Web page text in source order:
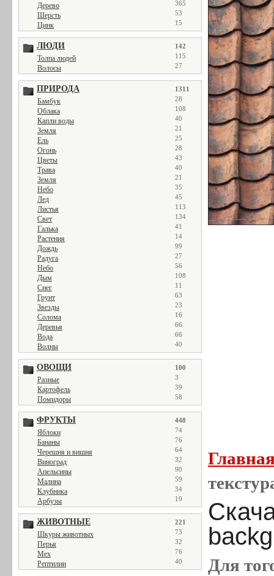
Дерево 365
Шерсть 53
Цинк 15
ЛЮДИ 142
Толпа людей 115
Волосы 27
ПРИРОДА 1311
Бамбук 28
Облака 108
Капли воды 40
Земля 21
Ель 25
Огонь 28
Цветы 43
Трава 40
Земля 21
Небо 35
Лед 45
Листья 113
Свет 134
Галька 41
Растения 14
Дождь 99
Радуга 27
Небо 56
Дым 108
Снег 11
Грунт 63
Звезды 23
Солома 16
Деревья 66
Вода 66
Волны 40
ОВОЩИ 100
Разные 3
Картофель 39
Помидоры 58
ФРУКТЫ 448
Яблоки 74
Бананы 76
Черешня и вишня 64
Виноград 32
Апельсины 90
Малина 59
Клубника 34
Арбузы 19
ЖИВОТНЫЕ 221
Шкуры животных 73
Перья 32
Мех 76
Рептилии 40
Для